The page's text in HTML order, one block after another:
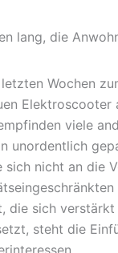
lang, die
Wochen
Elektroscooter
viele
unordentlich
nicht an die
die sich
steht die